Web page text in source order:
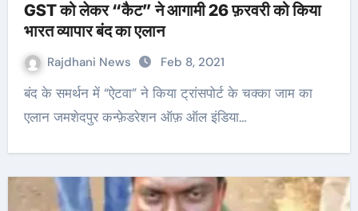
GST को लेकर “कैट” ने आगामी 26 फ़रवरी को किया
भारत व्यापार बंद का एलान
Rajdhani News Feb 8, 2021
बंद के समर्थन में “ऐटवा” ने किया ट्रांसपोर्ट के चक्का जाम का
एलान जमशेदपुर कन्फ़ेडरेशन ऑफ़ ऑल इंडिया…